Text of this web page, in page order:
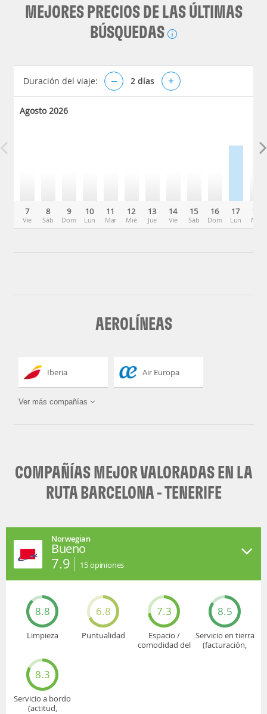
MEJORES PRECIOS DE LAS ÚLTIMAS
BÚSQUEDAS
Duración del viaje: – 2 días +
Agosto 2026
7
Vie
8
Sáb
9
Dom
10
Lun
11
Mar
12
Mié
13
Jue
14
Vie
15
Sáb
16
Dom
17
Lun
18
Mar
AEROLÍNEAS
Iberia Air Europa
Vueling
Ver más compañías
COMPAÑÍAS MEJOR VALORADAS EN LA
RUTA BARCELONA - TENERIFE
Norwegian
Bueno
7.9 15opiniones
8.8
Limpieza
6.8
Puntualidad
7.3
Espacio /
comodidad del
8.5
Servicio en tierra
(facturación,
8.3
Servicio a bordo
(actitud,